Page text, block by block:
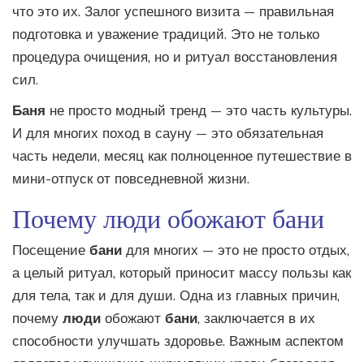
что это их. Залог успешного визита — правильная
подготовка и уважение традиций. Это не только
процедура очищения, но и ритуал восстановления
сил.
Баня не просто модный тренд — это часть культуры.
И для многих поход в сауну — это обязательная
часть недели, месяц как полноценное путешествие в
мини-отпуск от повседневной жизни.
Почему люди обожают бани
Посещение бани для многих — это не просто отдых,
а целый ритуал, который приносит массу пользы как
для тела, так и для души. Одна из главных причин,
почему люди обожают бани, заключается в их
способности улучшать здоровье. Важным аспектом